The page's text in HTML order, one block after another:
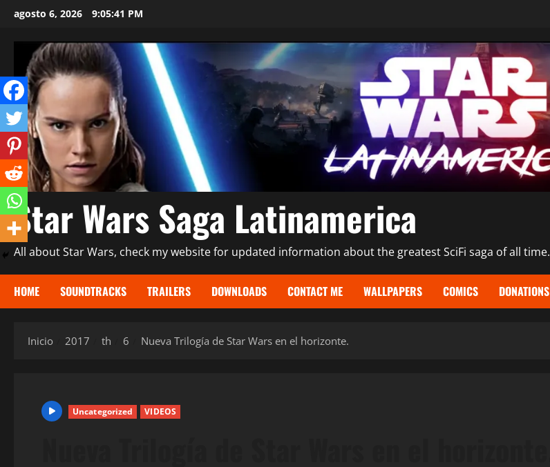
contenido
agosto 6, 2026 9:05:43 PM
Star Wars Saga Latinamerica
All about Star Wars, check my website for updated information about the greatest SciFi saga of all time.
HOME SOUNDTRACKS TRAILERS DOWNLOADS CONTACT ME WALLPAPERS COMICS DONATIONS
Inicio 2017 th 6 Nueva Trilogía de Star Wars en el horizonte.
Uncategorized VIDEOS